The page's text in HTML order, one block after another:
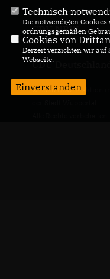
CDU NRW
CDU
© 2026 CDU-Fraktion im
Technisch
Die notwendigen
ordnungsgemäßen
Cookies von
Derzeit verzichten wir
Webseite.
Einverstanden